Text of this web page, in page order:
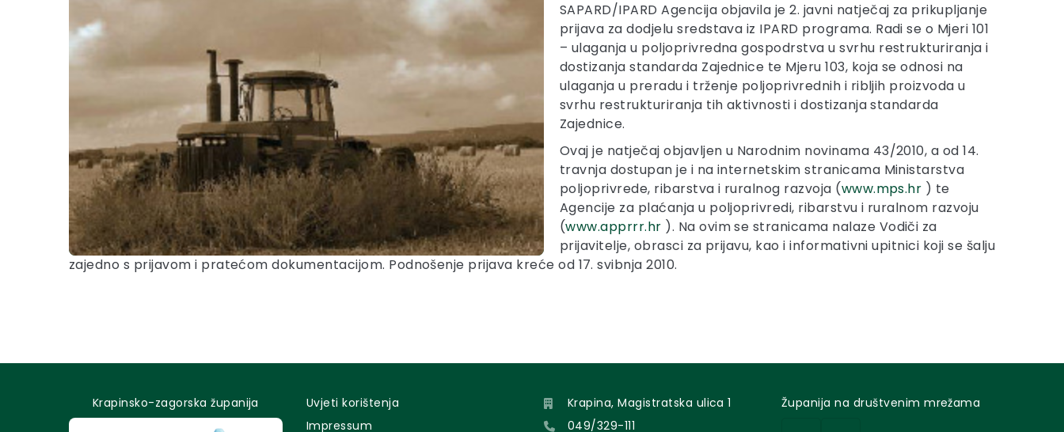
SAPARD/IPARD Agencija objavila je 2. javni natječaj za prikupljanje
prijava za dodjelu sredstava iz IPARD programa. Radi se o Mjeri 101
– ulaganja u poljoprivredna gospodrstva u svrhu restrukturiranja i
dostizanja standarda Zajednice te Mjeru 103, koja se odnosi na
ulaganja u preradu i trženje poljoprivrednih i ribljih proizvoda u
svrhu restrukturiranja tih aktivnosti i dostizanja standarda
Zajednice.
Ovaj je natječaj objavljen u Narodnim novinama 43/2010, a od 14.
travnja dostupan je i na internetskim stranicama Ministarstva
poljoprivrede, ribarstva i ruralnog razvoja (www.mps.hr ) te
Agencije za plaćanja u poljoprivredi, ribarstvu i ruralnom razvoju
(www.apprrr.hr ). Na ovim se stranicama nalaze Vodiči za
prijavitelje, obrasci za prijavu, kao i informativni upitnici koji se šalju
zajedno s prijavom i pratećom dokumentacijom. Podnošenje prijava kreće od 17. svibnja 2010.
Krapinsko-zagorska županija
Uvjeti korištenja
Impressum
Krapina, Magistratska ulica 1
049/329-111
Županija na društvenim mrežama